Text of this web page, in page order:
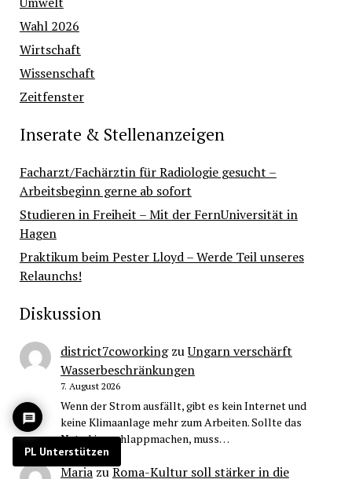
Wahl 2026
Wirtschaft
Wissenschaft
Zeitfenster
Inserate & Stellenanzeigen
Facharzt/Fachärztin für Radiologie gesucht –
Arbeitsbeginn gerne ab sofort
Studieren in Freiheit – Mit der FernUniversität in
Hagen
Praktikum beim Pester Lloyd – Werde Teil unseres
Relaunchs!
Diskussion
district7coworkingzuUngarn verschärft
Wasserbeschränkungen
7. August 2026
Wenn der Strom ausfällt, gibt es kein Internet und
keine Klimaanlage mehr zum Arbeiten. Sollte das
Netz hier schlappmachen, muss…
MariazuRoma-Kultur soll stärker in die
PL Unterstützen